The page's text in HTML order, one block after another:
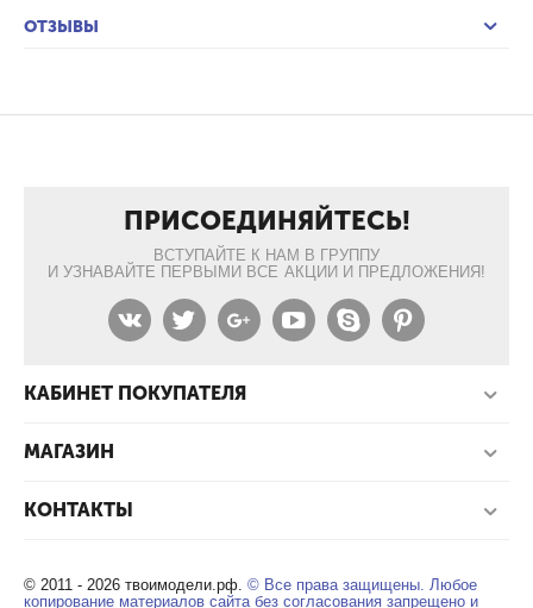
ОТЗЫВЫ
ПРИСОЕДИНЯЙТЕСЬ!
ВСТУПАЙТЕ К НАМ В ГРУППУ
И УЗНАВАЙТЕ ПЕРВЫМИ ВСЕ АКЦИИ И ПРЕДЛОЖЕНИЯ!
КАБИНЕТ ПОКУПАТЕЛЯ
МАГАЗИН
КОНТАКТЫ
© 2011 - 2026 твоимодели.рф.© Все права защищены. Любое
копирование материалов сайта без согласования запрещено и